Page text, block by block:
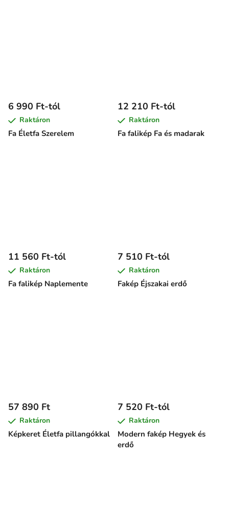
Fa Életfa Szerelem
6 990 Ft-tól
Raktáron
Fa falikép Fa és madarak
12 210 Ft-tól
Raktáron
Fa falikép Naplemente
11 560 Ft-tól
Raktáron
Fakép Éjszakai erdő
7 510 Ft-tól
Raktáron
Képkeret Életfa pillangókkal
57 890 Ft
Raktáron
Modern fakép Hegyek és
erdő
7 520 Ft-tól
Raktáron